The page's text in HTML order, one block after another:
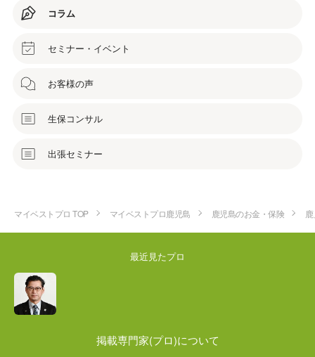
コラム
セミナー・イベント
お客様の声
生保コンサル
出張セミナー
マイベストプロ TOP マイベストプロ鹿児島 鹿児島のお金・保険
最近見たプロ
掲載専門家(プロ)について